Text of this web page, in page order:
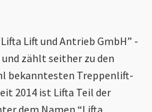
Lift und Antrieb GmbH” -
zählt seither zu den
bekanntesten Treppenlift-
2014 ist Lifta Teil der
dem Namen “Lifta